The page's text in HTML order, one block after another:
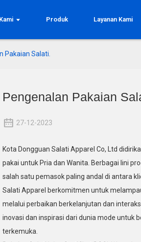
Produk Layanan Kami
Pakaian Salati.
Pengenalan Pakaian
27-12-2023
Kota Dongguan Salati Apparel Co, Ltd
pakai untuk Pria dan Wanita. Berbagai lini
salah satu pemasok paling andal di antara
Salati Apparel berkomitmen untuk
melalui perbaikan berkelanjutan dan
inovasi dan inspirasi dari dunia mode untuk
terkemuka.